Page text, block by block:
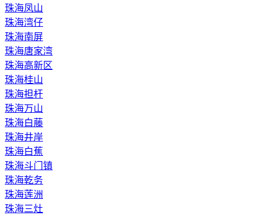
珠海凤山
珠海湾仔
珠海南屏
珠海唐家湾
珠海高新区
珠海桂山
珠海担杆
珠海万山
珠海白藤
珠海井岸
珠海白蕉
珠海斗门镇
珠海乾务
珠海莲洲
珠海三灶